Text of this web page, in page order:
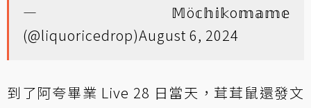
— 𝕄ö𝕔𝕙𝕚𝕜o𝕞𝕒𝕞𝕖
(@liquoricedrop)August 6, 2024
到了阿夸畢業 Live 28 日當天，茸茸鼠還發文